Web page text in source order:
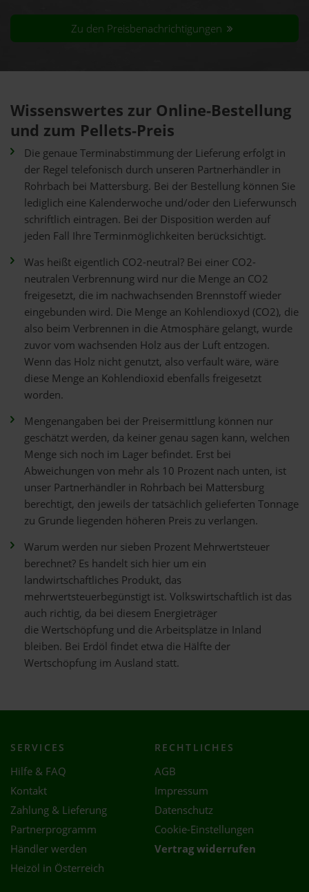
Zu den Preisbenachrichtigungen
Wissenswertes zur Online-Bestellung
und zum Pellets-Preis
Die genaue Terminabstimmung der Lieferung erfolgt in
der Regel telefonisch durch unseren Partnerhändler in
Rohrbach bei Mattersburg. Bei der Bestellung können Sie
lediglich eine Kalenderwoche und/oder den Lieferwunsch
schriftlich eintragen. Bei der Disposition werden auf
jeden Fall Ihre Terminmöglichkeiten berücksichtigt.
Was heißt eigentlich CO2-neutral? Bei einer CO2-
neutralen Verbrennung wird nur die Menge an CO2
freigesetzt, die im nachwachsenden Brennstoff wieder
eingebunden wird. Die Menge an Kohlendioxyd (CO2), die
also beim Verbrennen in die Atmosphäre gelangt, wurde
zuvor vom wachsenden Holz aus der Luft entzogen.
Wenn das Holz nicht genutzt, also verfault wäre, wäre
diese Menge an Kohlendioxid ebenfalls freigesetzt
worden.
Mengenangaben bei der Preisermittlung können nur
geschätzt werden, da keiner genau sagen kann, welchen
Menge sich noch im Lager befindet. Erst bei
Abweichungen von mehr als 10 Prozent nach unten, ist
unser Partnerhändler in Rohrbach bei Mattersburg
berechtigt, den jeweils der tatsächlich gelieferten Tonnage
zu Grunde liegenden höheren Preis zu verlangen.
Warum werden nur sieben Prozent Mehrwertsteuer
berechnet? Es handelt sich hier um ein
landwirtschaftliches Produkt, das
mehrwertsteuerbegünstigt ist. Volkswirtschaftlich ist das
auch richtig, da bei diesem Energieträger
die Wertschöpfung und die Arbeitsplätze in Inland
bleiben. Bei Erdöl findet etwa die Hälfte der
Wertschöpfung im Ausland statt.
SERVICES
Hilfe & FAQ
Kontakt
Zahlung & Lieferung
Partnerprogramm
Händler werden
Heizöl in Österreich
RECHTLICHES
AGB
Impressum
Datenschutz
Cookie-Einstellungen
Vertrag widerrufen